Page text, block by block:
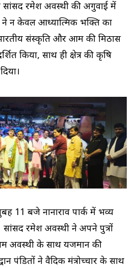
सांसद रमेश अवस्थी की अगुवाई में
ने न केवल आध्यात्मिक भक्ति का
संस्कृति और आम की मिठास
किया, साथ ही क्षेत्र की कृषि
11 बजे नानाराव पार्क में भव्य
सांसद रमेश अवस्थी ने अपने पुत्रों
अवस्थी के साथ यजमान की
पंडितों ने वैदिक मंत्रोच्चार के साथ